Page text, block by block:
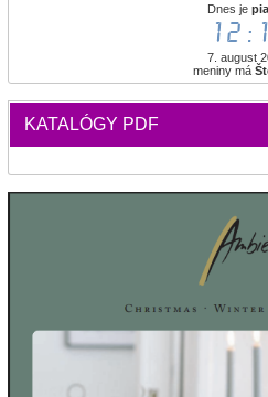
Dnes je
7. august
meniny má
KATALÓGY PDF